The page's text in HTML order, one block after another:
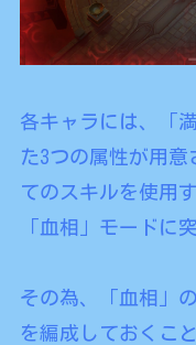
各キャラには、「
た3つの属性が用
てのスキルを使用
「血相」モードに
その為、「血相」
を編成しておくこ